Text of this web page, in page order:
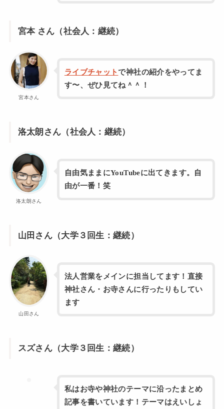
宮本 さん（社会人：継続）
宮本さん
ライブチャットで神社の紹介をやってま
す〜、ぜひ見てね＾＾！
洛太朗さん（社会人：継続）
洛太朗さん
自由気ままにYouTubeに出てきます。自
由が一番！笑
山田さん（大学３回生：継続）
山田さん
法人営業をメインに担当してます！直接
神社さん・お寺さんに行ったりもしてい
ます
スズさん（大学３回生：継続）
私はお寺や神社のテーマに沿ったまとめ
記事を書いています！テーマはえいしょ